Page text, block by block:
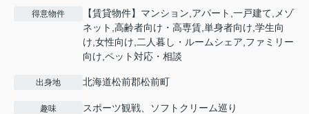
得意物件
【賃貸物件】マンション,アパート,一戸建て,メゾ
ネット,高齢者向け・高専賃,単身者向け,学生向
け,女性向け,二人暮し・ルームシェア,ファミリー
向け,ペット対応・相談
出身地 北海道松前郡松前町
趣味 スポーツ観戦、ソフトクリーム巡り